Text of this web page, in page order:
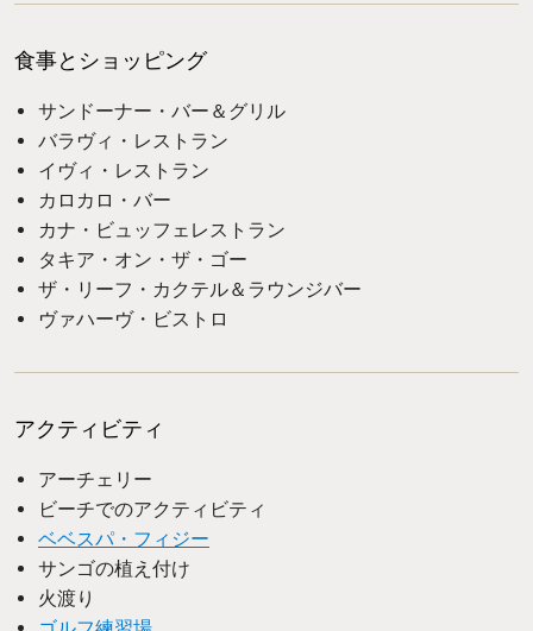
食事とショッピング
サンドーナー・バー＆グリル
バラヴィ・レストラン
イヴィ・レストラン
カロカロ・バー
カナ・ビュッフェレストラン
タキア・オン・ザ・ゴー
ザ・リーフ・カクテル＆ラウンジバー
ヴァハーヴ・ビストロ
アクティビティ
アーチェリー
ビーチでのアクティビティ
ベベスパ・フィジー
サンゴの植え付け
火渡り